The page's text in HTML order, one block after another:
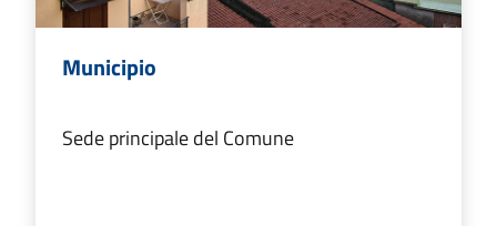
Municipio
Sede principale del Comune